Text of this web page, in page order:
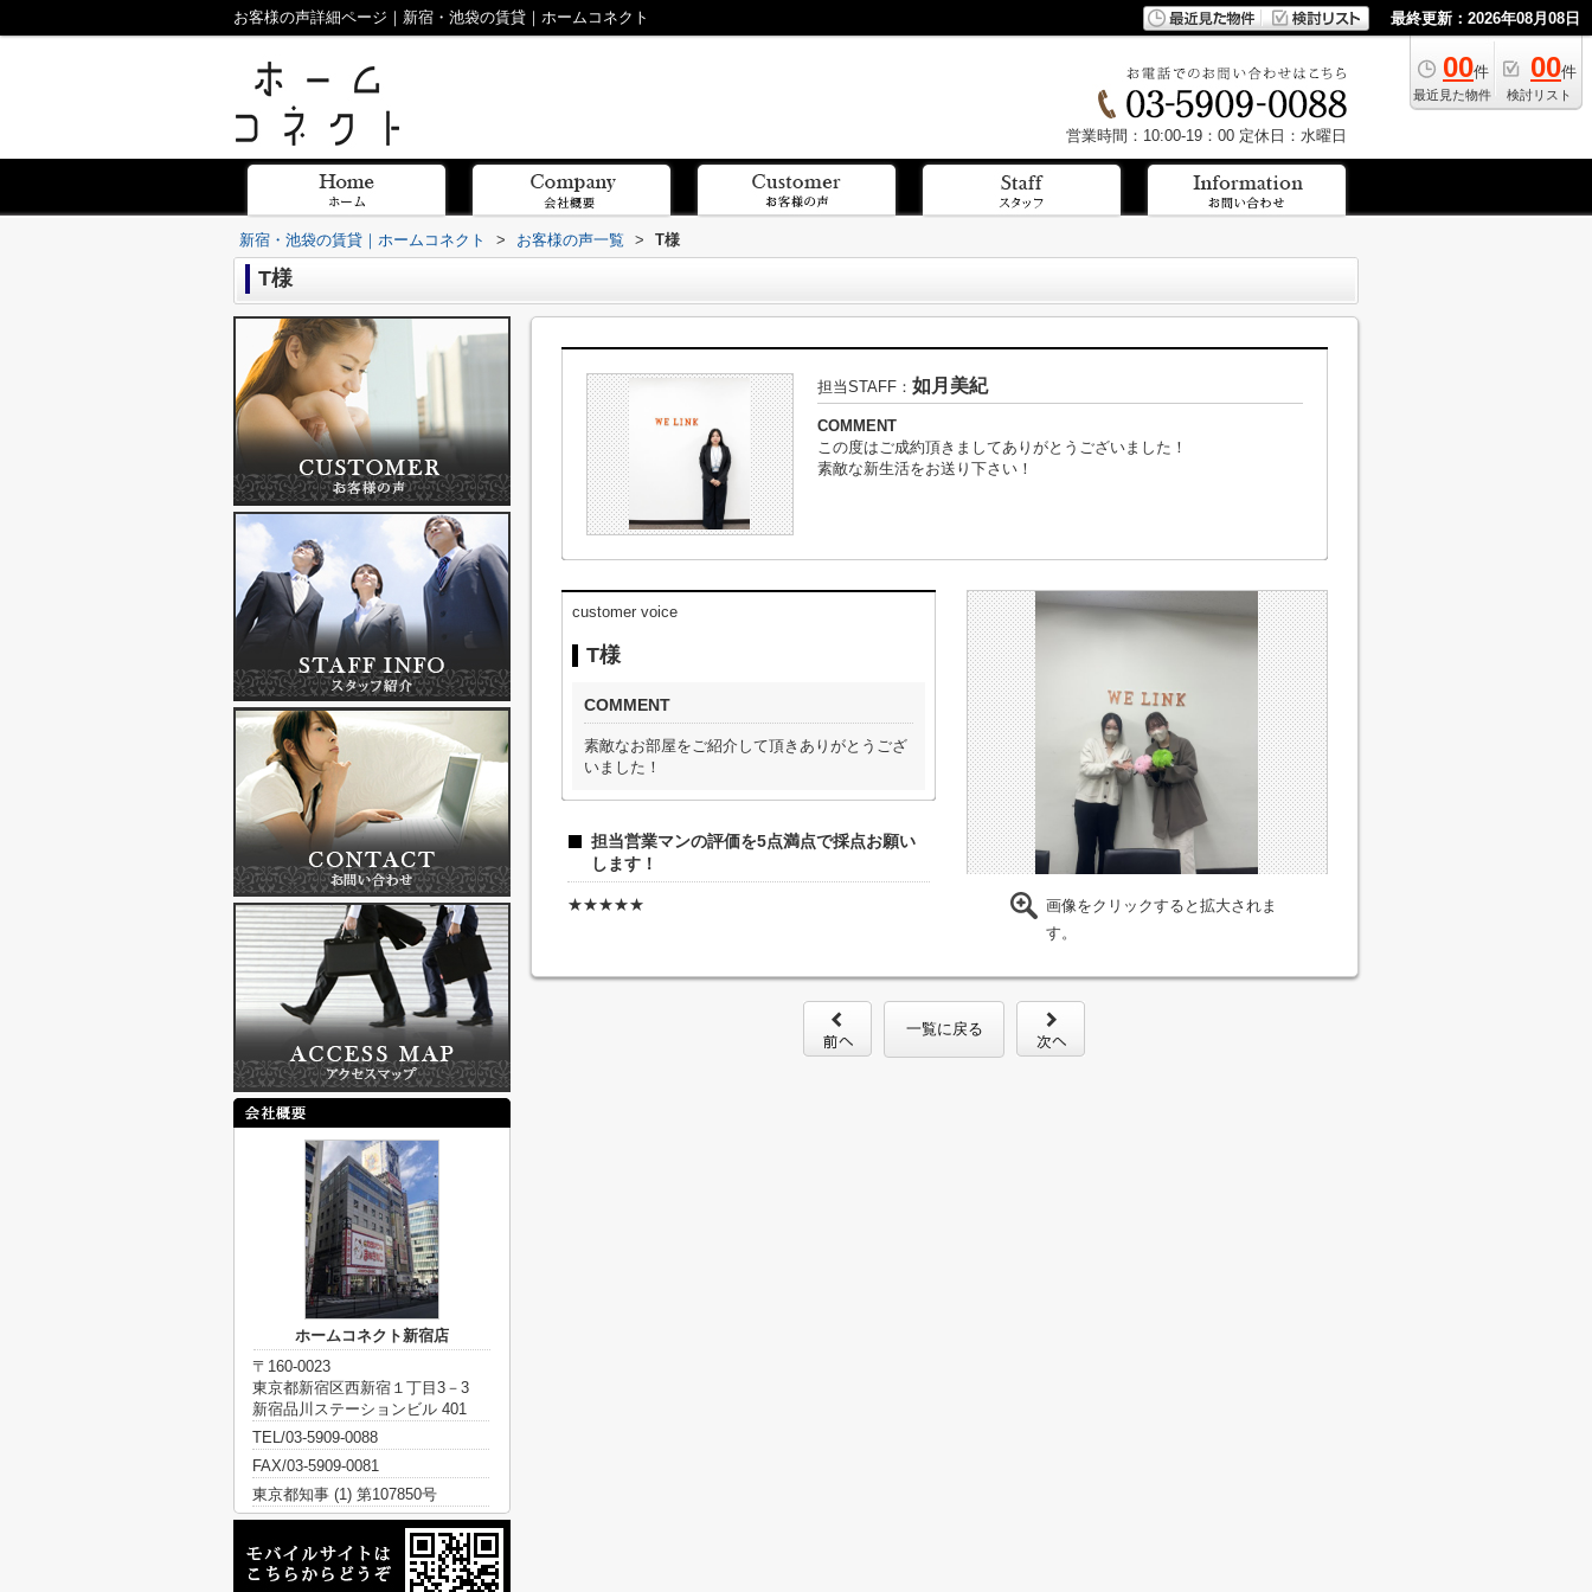
お客様の声詳細ページ｜新宿・池袋の賃貸｜ホームコネクト 最終更新：2026年08月08日
00件
最近見た物件
00件
検討リスト
営業時間：10:00-19：00 定休日：水曜日
新宿・池袋の賃貸｜ホームコネクト > お客様の声一覧 > T様
T様
担当STAFF： 如月美紀
COMMENT
この度はご成約頂きましてありがとうございました！
素敵な新生活をお送り下さい！
customer voice
T様
COMMENT
素敵なお部屋をご紹介して頂きありがとうござ
いました！
担当営業マンの評価を5点満点で採点お願い
します！
★★★★★
画像をクリックすると拡大されま
す。
一覧に戻る
ホームコネクト新宿店
〒160-0023
東京都新宿区西新宿１丁目3－3
新宿品川ステーションビル 401
TEL/03-5909-0088
FAX/03-5909-0081
東京都知事 (1) 第107850号